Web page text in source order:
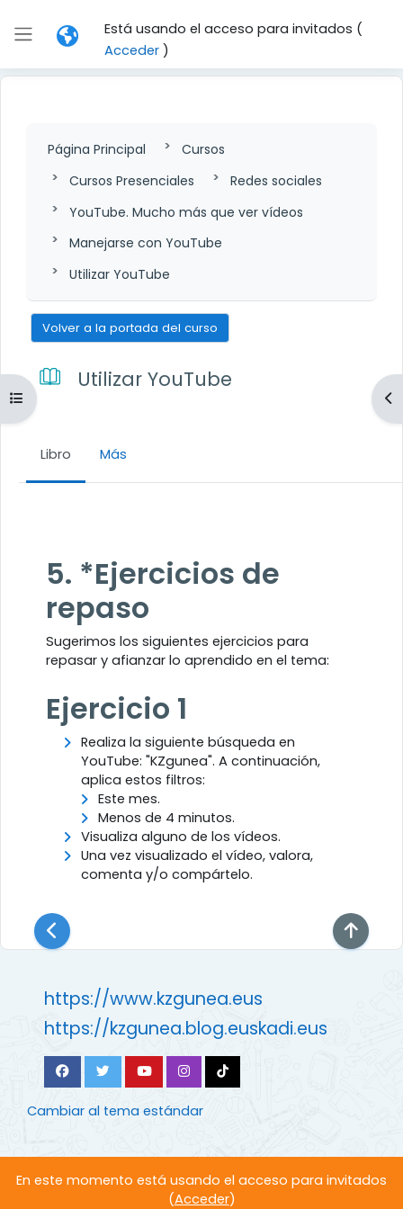
Panel lateral
Está usando el acceso para invitados (
Acceder)
Abrir índice del curso
Página Principal
Cursos
Cursos Presenciales
Redes sociales
YouTube. Mucho más que ver vídeos
Manejarse con YouTube
Utilizar YouTube
Volver a la portada del curso
Utilizar YouTube
Libro Más
5. *Ejercicios de
repaso
Sugerimos los siguientes ejercicios para
repasar y afianzar lo aprendido en el tema:
Ejercicio 1
Realiza la siguiente búsqueda en
YouTube: "KZgunea". A continuación,
aplica estos filtros:
Este mes.
Menos de 4 minutos.
Visualiza alguno de los vídeos.
Una vez visualizado el vídeo, valora,
comenta y/o compártelo.
https://www.kzgunea.eus
https://kzgunea.blog.euskadi.eus
Cambiar al tema estándar
En este momento está usando el acceso para invitados
(Acceder)